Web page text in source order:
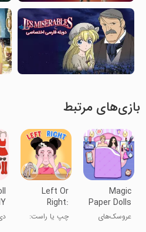
بازی‌های مرتبط
Magic
Paper Dolls
Dress Up
DIY
عروسک‌های
Left Or
Right:
Dress Up
چپ یا راست: